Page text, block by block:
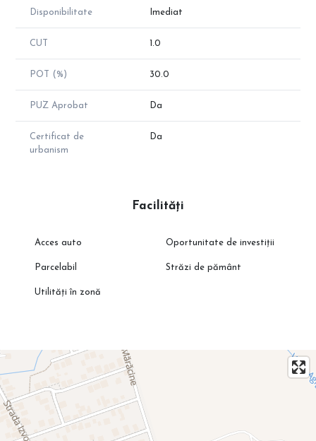
Disponibilitate Imediat
CUT 1.0
POT (%) 30.0
PUZ Aprobat Da
Certificat de
urbanism
Da
Facilități
Acces auto Oportunitate de investiții
Parcelabil Străzi de pământ
Utilități în zonă